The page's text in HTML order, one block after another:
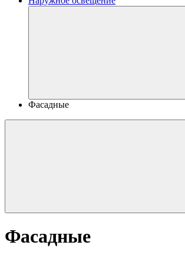
Фасадные
Фасадные